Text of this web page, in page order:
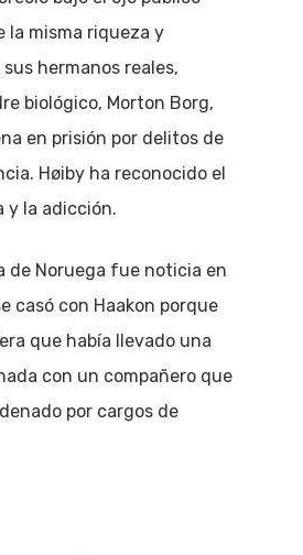
la misma riqueza y
hermanos reales,
biológico, Morton Borg,
en prisión por delitos de
Høiby ha reconocido el
y la adicción.
de Noruega fue noticia en
casó con Haakon porque
que había llevado una
con un compañero que
por cargos de